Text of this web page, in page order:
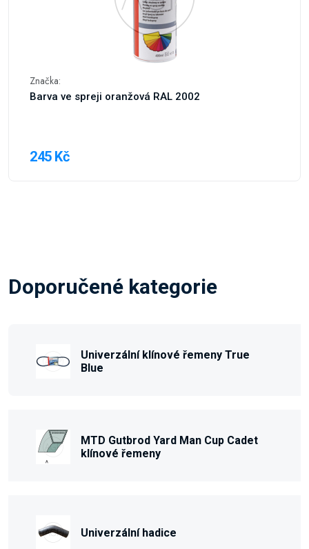
Značka:
Barva ve spreji oranžová RAL 2002
245 Kč
Doporučené kategorie
Univerzální klínové řemeny True
Blue
MTD Gutbrod Yard Man Cup Cadet
klínové řemeny
Univerzální hadice